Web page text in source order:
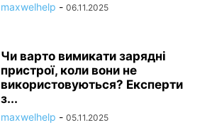
maxwelhelp - 06.11.2025
Чи варто вимикати зарядні
пристрої, коли вони не
використовуються? Експерти
з...
maxwelhelp - 05.11.2025